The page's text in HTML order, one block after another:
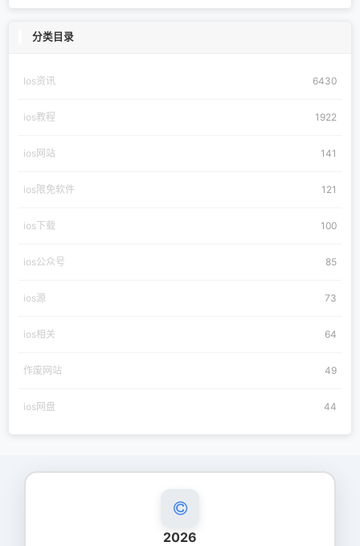
分类目录
Ios资讯 6430
ios教程 1922
ios网站 141
ios限免软件 121
ios下载 100
ios公众号 85
ios源 73
ios相关 64
作废网站 49
ios网盘 44
2026